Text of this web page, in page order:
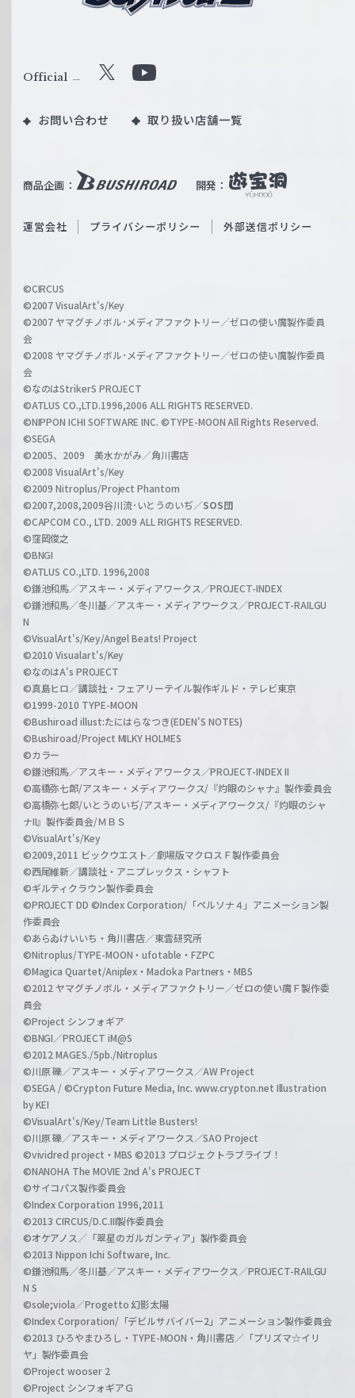
5
年
O
U
H
O
i
A
n
n
i
v
r
o
a
d
特
設
ペ
ー
ジ
公
開
！
ル
W
ß
c
a
r
z
商品企画： 開発：
Official X
u
b
O
i
l
h
a
n
l
お問い合わせ 取り扱い店舗一覧
運営会社 プライバシーポリシー 外部送信ポリシー
©CIRCUS
©2007 VisualArt's/Key
©2007 ヤマグチノボル･メディアファクトリー／ゼロの使い魔製作委員
会
©2008 ヤマグチノボル･メディアファクトリー／ゼロの使い魔製作委員
会
©なのはStrikerS PROJECT
©ATLUS CO.,LTD.1996,2006 ALL RIGHTS RESERVED.
©NIPPON ICHI SOFTWARE INC. ©TYPE-MOON All Rights Reserved.
©SEGA
©2005、2009 美水かがみ／角川書店
©2008 VisualArt's/Key
©2009 Nitroplus/Project Phantom
©2007,2008,2009谷川流･いとうのいぢ／SOS団
©CAPCOM CO., LTD. 2009 ALL RIGHTS RESERVED.
©窪岡俊之
©BNGI
©ATLUS CO.,LTD. 1996,2008
©鎌池和馬／アスキー・メディアワークス／PROJECT-INDEX
©鎌池和馬／冬川基／アスキー・メディアワークス／PROJECT-RAILGU
N
©VisualArt's/Key/Angel Beats! Project
©2010 Visualart's/Key
©なのはA's PROJECT
©真島ヒロ／講談社・フェアリーテイル製作ギルド・テレビ東京
©1999-2010 TYPE-MOON
©Bushiroad illust:たにはらなつき(EDEN'S NOTES)
©Bushiroad/Project MILKY HOLMES
©カラー
©鎌池和馬／アスキー・メディアワークス／PROJECT-INDEX II
©高橋弥七郎/アスキー・メディアワークス/『灼眼のシャナ』製作委員会
©高橋弥七郎/いとうのいぢ/アスキー・メディアワークス/『灼眼のシャ
ナII』製作委員会/ＭＢＳ
©VisualArt's/Key
©2009,2011 ビックウエスト／劇場版マクロスＦ製作委員会
©西尾維新／講談社・アニプレックス・シャフト
©ギルティクラウン製作委員会
©PROJECT DD ©Index Corporation/「ペルソナ４」アニメーション製
作委員会
©あらゐけいいち・角川書店／東雲研究所
©Nitroplus/TYPE-MOON・ufotable・FZPC
©Magica Quartet/Aniplex・Madoka Partners・MBS
©2012 ヤマグチノボル・メディアファクトリー／ゼロの使い魔Ｆ製作委
員会
©Project シンフォギア
©BNGI／PROJECT iM@S
©2012 MAGES./5pb./Nitroplus
©川原 礫／アスキー・メディアワークス／AW Project
©SEGA / ©Crypton Future Media, Inc. www.crypton.net Illustration
by KEI
©VisualArt's/Key/Team Little Busters!
©川原 礫／アスキー・メディアワークス／SAO Project
©vividred project・MBS ©2013 プロジェクトラブライブ！
©NANOHA The MOVIE 2nd A's PROJECT
©サイコパス製作委員会
©Index Corporation 1996,2011
©2013 CIRCUS/D.C.III製作委員会
©オケアノス／「翠星のガルガンティア」製作委員会
©2013 Nippon Ichi Software, Inc.
©鎌池和馬／冬川基／アスキー・メディアワークス／PROJECT-RAILGU
N S
©sole;viola／Progetto 幻影太陽
©Index Corporation/「デビルサバイバー2」アニメーション製作委員会
©2013 ひろやまひろし・TYPE-MOON・角川書店／「プリズマ☆イリ
ヤ」製作委員会
©Project wooser 2
©Project シンフォギアＧ